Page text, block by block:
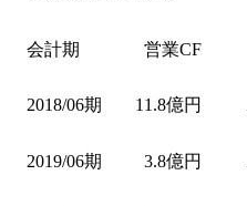
会計期 営業CF
2018/06期 11.8億円
2019/06期 3.8億円